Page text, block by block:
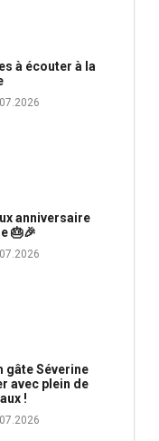
à écouter à la
anniversaire
🎂🎉
gâte Séverine
avec plein de
!